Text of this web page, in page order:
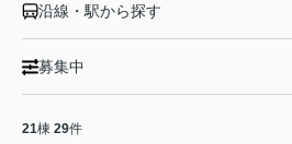
沿線・駅から探す
募集中
21棟 29件